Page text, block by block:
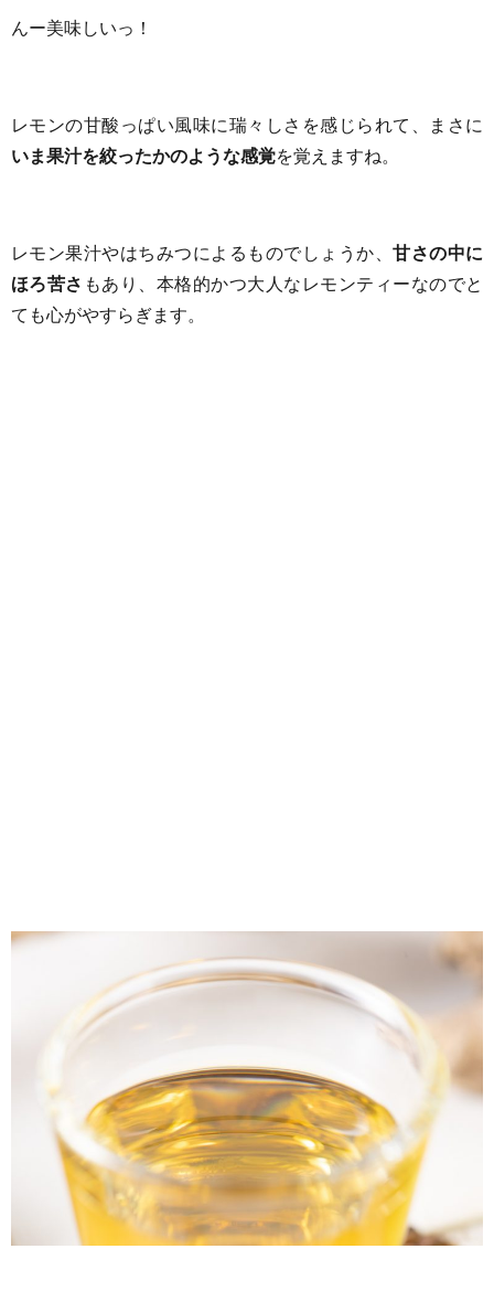
んー美味しいっ！
レモンの甘酸っぱい風味に瑞々しさを感じられて、まさに
いま果汁を絞ったかのような感覚を覚えますね。
レモン果汁やはちみつによるものでしょうか、甘さの中に
ほろ苦さ もあり、本格的かつ大人なレモンティーなのでと
ても心がやすらぎます。